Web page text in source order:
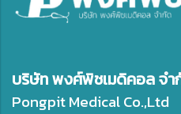
บริษัท พงศ์พิชเมดิคอล จำ
Pongpit Medical Co.,Ltd